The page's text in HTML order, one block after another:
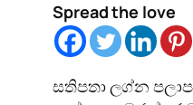
Spread the love
සතිපතා ලග්න